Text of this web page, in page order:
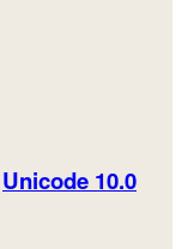
Unicode 10.0